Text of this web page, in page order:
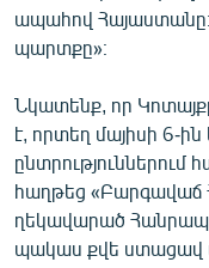
ապահով
պարտքը»։
Նկատենք, որ
է, որտեղ մայիսի 6-
հաղթեց «Բարգավաճ
ղեկավարած
պակաս քվե ստացավ